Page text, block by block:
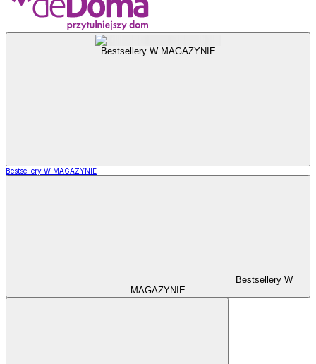
Bestsellery W MAGAZYNIE
Bestsellery W MAGAZYNIE
Bestsellery W
MAGAZYNIE